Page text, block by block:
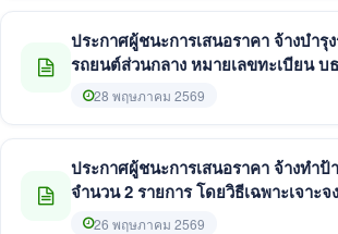
ประกาศผู้ชนะการเสนอราคา จ้างบำ
รถยนต์ส่วนกลาง หมายเลขทะเบียน บ
จำนวน 6 รายการ โดยวิธีเฉพาะเจาะจง
28 พฤษภาคม 2569
ประกาศผู้ชนะการเสนอราคา จ้างทำ
จำนวน 2 รายการ โดยวิธีเฉพาะเจาะจง
26 พฤษภาคม 2569